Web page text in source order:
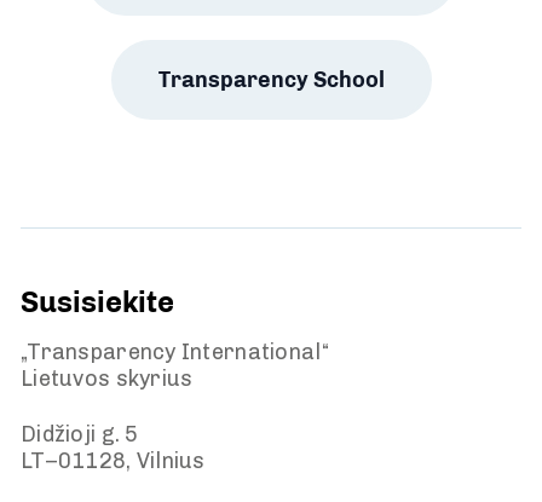
Transparency School
Susisiekite
„Transparency International“
Lietuvos skyrius
Didžioji g. 5
LT–01128, Vilnius